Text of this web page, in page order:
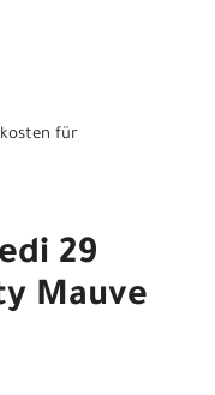
für
29
Mauve